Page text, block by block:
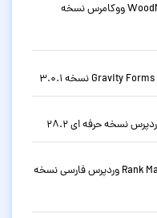
قالب فروشگاهی چندمنظوره وودمارت WoodMart ووکامرس نسخه
دانلود افزونه سئو حرفه ای رنک مث Rank Math Pro وردپرس فارسی نسخه